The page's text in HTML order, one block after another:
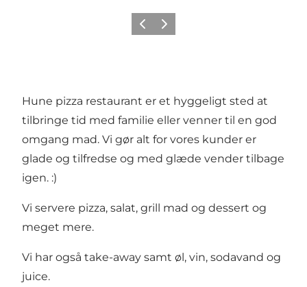
ForrigeNæste
Hune pizza restaurant er et hyggeligt sted at
tilbringe tid med familie eller venner til en god
omgang mad. Vi gør alt for vores kunder er
glade og tilfredse og med glæde vender tilbage
igen. :)
Vi servere pizza, salat, grill mad og dessert og
meget mere.
Vi har også take-away samt øl, vin, sodavand og
juice.